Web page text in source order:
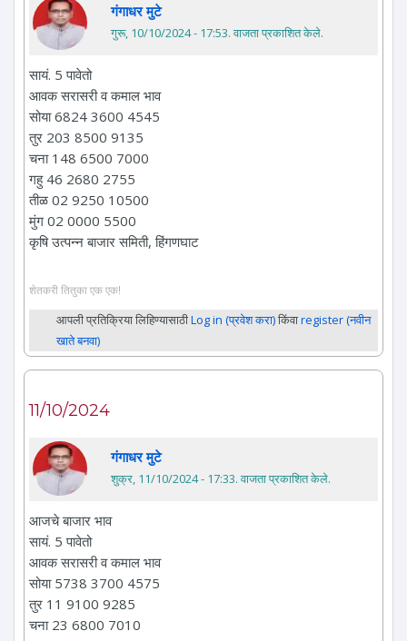
गंगाधर मुटे
गुरू, 10/10/2024 - 17:53. वाजता प्रकाशित केले.
सायं. 5 पावेतो
आवक सरासरी व कमाल भाव
सोया 6824 3600 4545
तुर 203 8500 9135
चना 148 6500 7000
गहु 46 2680 2755
तीळ 02 9250 10500
मुंग 02 0000 5500
कृषि उत्पन्न बाजार समिती, हिंगणघाट
शेतकरी तितुका एक एक!
आपली प्रतिक्रिया लिहिण्यासाठीLog in (प्रवेश करा)किंवाregister (नवीन
खाते बनवा)
11/10/2024
गंगाधर मुटे
शुक्र, 11/10/2024 - 17:33. वाजता प्रकाशित केले.
आजचे बाजार भाव
सायं. 5 पावेतो
आवक सरासरी व कमाल भाव
सोया 5738 3700 4575
तुर 11 9100 9285
चना 23 6800 7010